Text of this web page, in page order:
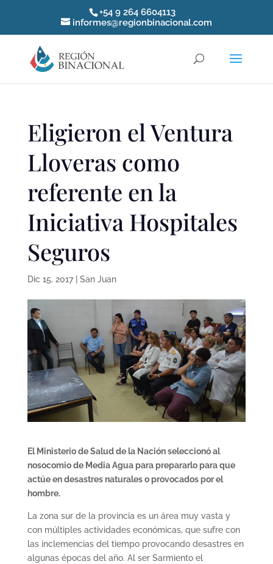
+54 9 264 6604113
informes@regionbinacional.com
Eligieron el Ventura
Lloveras como
referente en la
Iniciativa Hospitales
Seguros
Dic 15, 2017| San Juan
El Ministerio de Salud de la Nación seleccionó al
nosocomio de Media Agua para prepararlo para que
actúe en desastres naturales o provocados por el
hombre.
La zona sur de la provincia es un área muy vasta y
con múltiples actividades económicas, que sufre con
las inclemencias del tiempo provocando desastres en
algunas épocas del año. Al ser Sarmiento el